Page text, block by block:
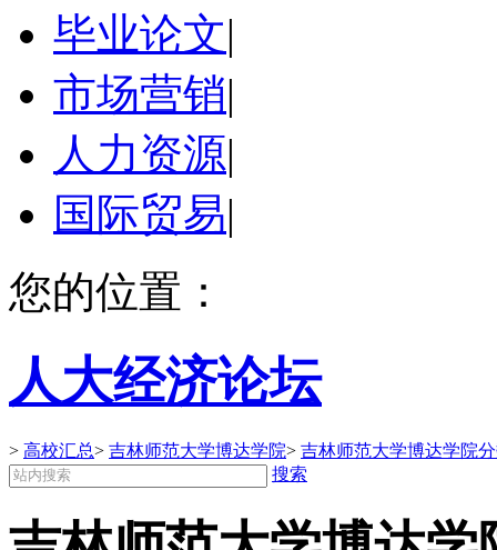
毕业论文|
市场营销|
人力资源|
国际贸易|
您的位置：
人大经济论坛
> 高校汇总> 吉林师范大学博达学院> 吉林师范大学博达学院
搜索